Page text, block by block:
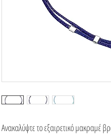
Ανακαλύψτε το εξαιρετικό μακραμέ